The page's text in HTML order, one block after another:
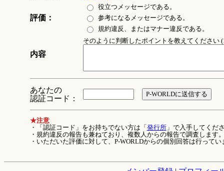
評価：
役立つメッセージである。
参考になるメッセージである。
規約違反、またはマナー違反である。
内容
そのように判断したポイントを教えてください
あなたの
認証コード：
★注意
・「認証コード」をお持ちでない方は「 発行所」で入手してくだ
・規約違反の報告も兼ねており、複数人からの報告で調査します
・いただいた評価に対して、P-WORLDからの個別回答は行ってい